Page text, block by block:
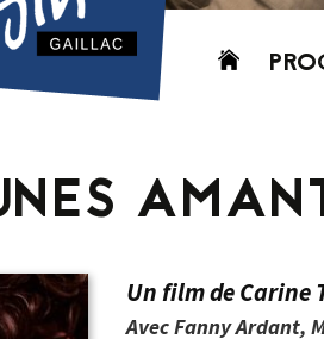
Aller
Un film de Carine
Avec Fanny Ardant,